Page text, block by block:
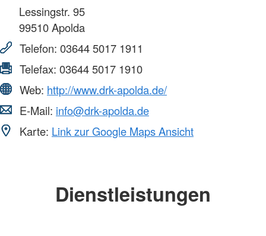
Lessingstr. 95
99510Apolda
Telefon: 03644 5017 1911
Telefax: 03644 5017 1910
Web: http://www.drk-apolda.de/
E-Mail: info@drk-apolda.de
Karte: Link zur Google Maps Ansicht
Dienstleistungen